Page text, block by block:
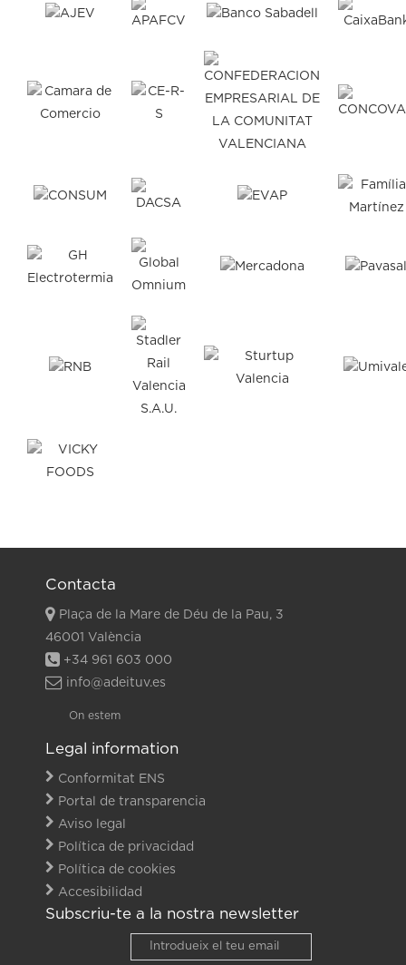
Contacta
Plaça de la Mare de Déu de la Pau, 3
46001 València
+34 961 603 000
info@adeituv.es
On estem
Legal information
Conformitat ENS
Portal de transparencia
Aviso legal
Política de privacidad
Política de cookies
Accesibilidad
Subscriu-te a la nostra newsletter